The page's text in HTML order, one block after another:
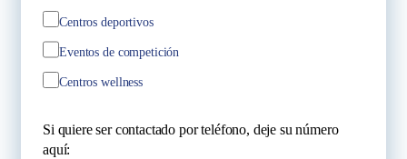
Centros deportivos
Eventos de competición
Centros wellness
Si quiere ser contactado por teléfono, deje su número
aquí: